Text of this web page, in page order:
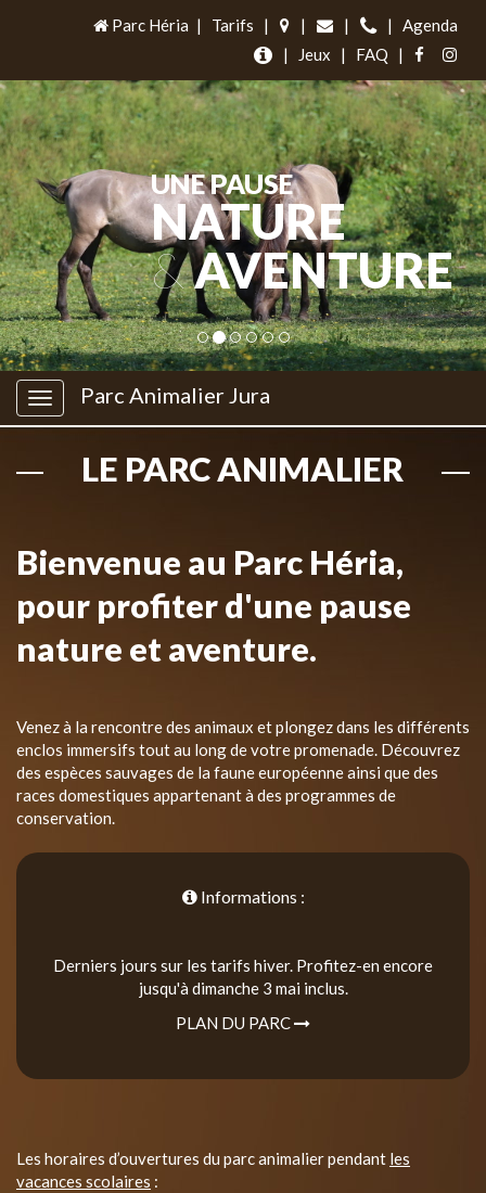
Parc Héria | Tarifs | | | |
Agenda
|
Jeux | FAQ |
UNE PAUSE
NATURE
&AVENTURE
Parc Animalier Jura
LE PARC ANIMALIER
Bienvenue au Parc Héria,
pour profiter d'une pause
nature et aventure.
Venez à la rencontre des animaux et plongez dans les différents
enclos immersifs tout au long de votre promenade. Découvrez
des espèces sauvages de la faune européenne ainsi que des
races domestiques appartenant à des programmes de
conservation.
Informations :
Derniers jours sur les tarifs hiver. Profitez-en encore
jusqu'à dimanche 3 mai inclus.
PLAN DU PARC
Les horaires d’ouvertures du parc animalier pendant les
vacances scolaires :